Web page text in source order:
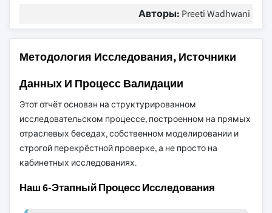
Авторы: Preeti Wadhwani
Методология Исследования, Источники
Данных И Процесс Валидации
Этот отчёт основан на структурированном
исследовательском процессе, построенном на прямых
отраслевых беседах, собственном моделировании и
строгой перекрёстной проверке, а не просто на
кабинетных исследованиях.
Наш 6-Этапный Процесс Исследования